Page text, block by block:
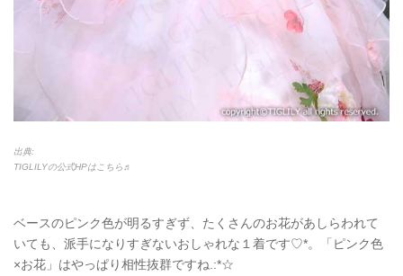
出典:
TIGLILYの公式HPはこちら♬
ベースのピンク色が明るすぎず、たくさんのお花があしらわれて
いても、派手になりすぎないおしゃれな１着です♡*。「ピンク色
×お花」はやっぱり相性抜群ですね.:*☆